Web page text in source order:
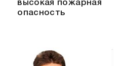
высокая пожарная
опасность